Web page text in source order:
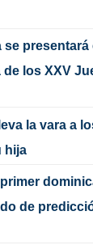
presentará
los XXV
la vara a
hija
de